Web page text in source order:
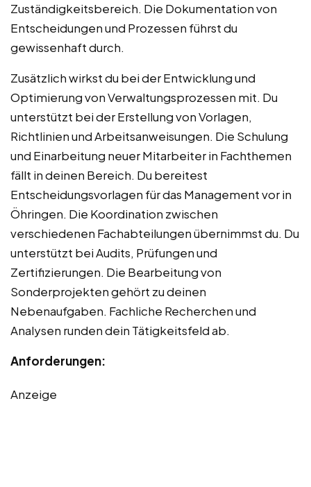
Zuständigkeitsbereich. Die Dokumentation von
Entscheidungen und Prozessen führst du
gewissenhaft durch.
Zusätzlich wirkst du bei der Entwicklung und
Optimierung von Verwaltungsprozessen mit. Du
unterstützt bei der Erstellung von Vorlagen,
Richtlinien und Arbeitsanweisungen. Die Schulung
und Einarbeitung neuer Mitarbeiter in Fachthemen
fällt in deinen Bereich. Du bereitest
Entscheidungsvorlagen für das Management vor in
Öhringen. Die Koordination zwischen
verschiedenen Fachabteilungen übernimmst du. Du
unterstützt bei Audits, Prüfungen und
Zertifizierungen. Die Bearbeitung von
Sonderprojekten gehört zu deinen
Nebenaufgaben. Fachliche Recherchen und
Analysen runden dein Tätigkeitsfeld ab.
Anforderungen:
Anzeige